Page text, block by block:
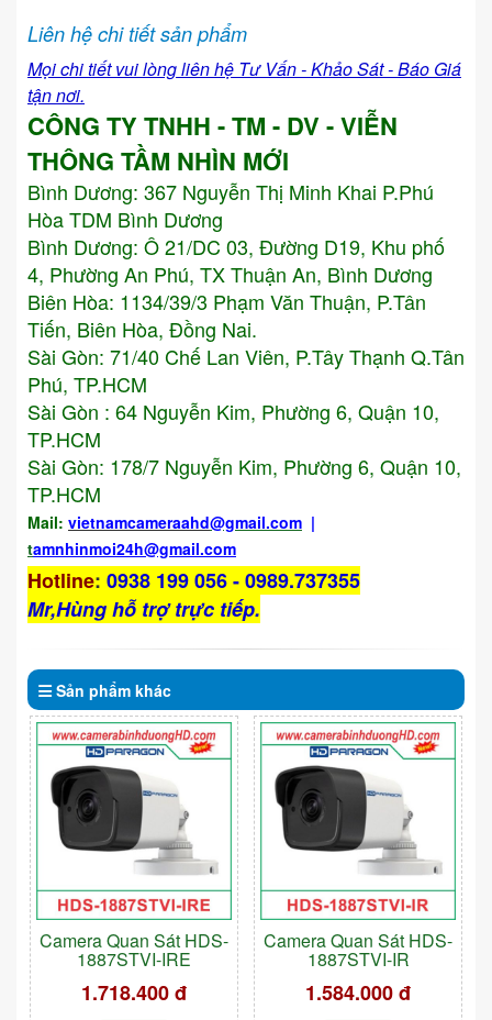
Liên hệ chi tiết sản phẩm
Mọi chi tiết vui lòng liên hệ Tư Vấn - Khảo Sát - Báo Giá
tận nơi.
CÔNG TY TNHH - TM - DV - VIỄN
THÔNG TẦM NHÌN MỚI
Bình Dương: 367 Nguyễn Thị Minh Khai P.Phú
Hòa TDM Bình Dương
Bình Dương: Ô 21/DC 03, Đường D19, Khu phố
4, Phường An Phú, TX Thuận An, Bình Dương
Biên Hòa: 1134/39/3 Phạm Văn Thuận, P.Tân
Tiến, Biên Hòa, Đồng Nai.
Sài Gòn: 71/40 Chế Lan Viên, P.Tây Thạnh Q.Tân
Phú, TP.HCM
Sài Gòn : 64 Nguyễn Kim, Phường 6, Quận 10,
TP.HCM
Sài Gòn: 178/7 Nguyễn Kim, Phường 6, Quận 10,
TP.HCM
Mail: vietnamcameraahd@gmail.com |
tamnhinmoi24h@gmail.com
Hotline: 0938 199 056 - 0989.737355
Mr,Hùng hỗ trợ trực tiếp.
Sản phẩm khác
Camera Quan Sát HDS-
1887STVI-IRE
1.718.400 đ
Camera Quan Sát HDS-
1887STVI-IR
1.584.000 đ